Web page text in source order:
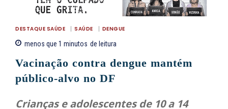
DESTAQUE SAÚDE SAÚDE DENGUE
menos que 1 minutos de leitura
Vacinação contra dengue mantém
público-alvo no DF
Crianças e adolescentes de 10 a 14